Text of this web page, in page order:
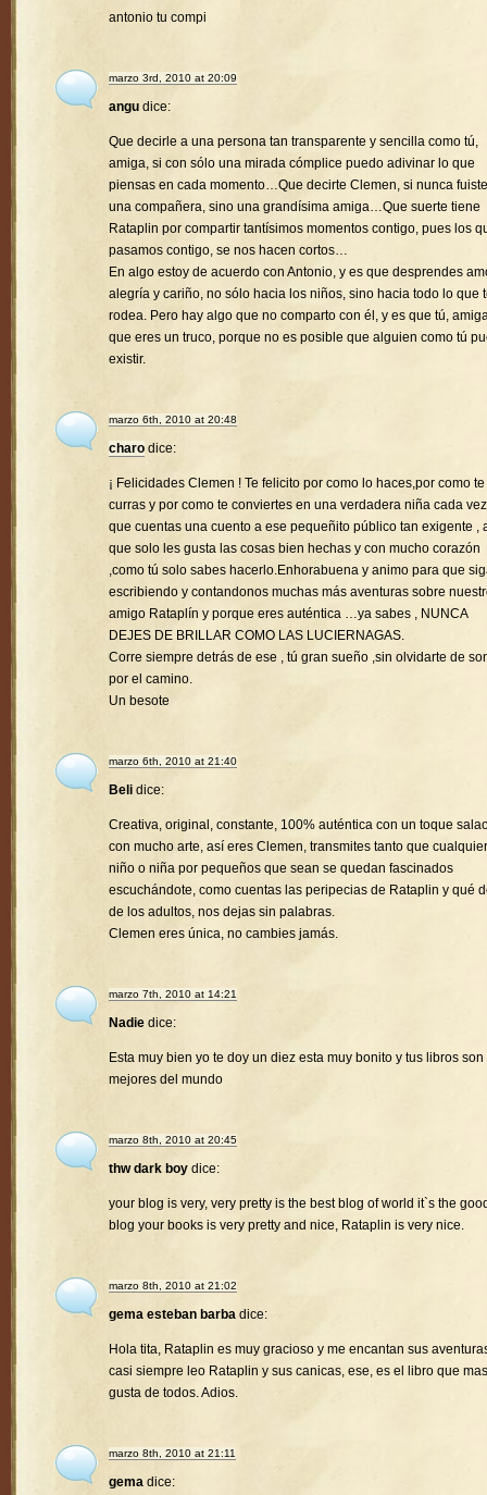
antonio tu compi
marzo 3rd, 2010 at 20:09
angu dice:
Que decirle a una persona tan transparente y sencilla como tú,
amiga, si con sólo una mirada cómplice puedo adivinar lo que
piensas en cada momento…Que decirte Clemen, si nunca fuiste
una compañera, sino una grandísima amiga…Que suerte tiene
Rataplin por compartir tantísimos momentos contigo, pues los
pasamos contigo, se nos hacen cortos…
En algo estoy de acuerdo con Antonio, y es que desprendes
alegría y cariño, no sólo hacia los niños, sino hacia todo lo que
rodea. Pero hay algo que no comparto con él, y es que tú,
que eres un truco, porque no es posible que alguien como tú
existir.
marzo 6th, 2010 at 20:48
charo dice:
¡ Felicidades Clemen ! Te felicito por como lo haces,por como
curras y por como te conviertes en una verdadera niña cada vez
que cuentas una cuento a ese pequeñito público tan exigente ,
que solo les gusta las cosas bien hechas y con mucho corazón
,como tú solo sabes hacerlo.Enhorabuena y animo para que
escribiendo y contandonos muchas más aventuras sobre
amigo Rataplín y porque eres auténtica …ya sabes , NUNCA
DEJES DE BRILLAR COMO LAS LUCIERNAGAS.
Corre siempre detrás de ese , tú gran sueño ,sin olvidarte de
por el camino.
Un besote
marzo 6th, 2010 at 21:40
Beli dice:
Creativa, original, constante, 100% auténtica con un toque
con mucho arte, así eres Clemen, transmites tanto que cualquier
niño o niña por pequeños que sean se quedan fascinados
escuchándote, como cuentas las peripecias de Rataplin y qué
de los adultos, nos dejas sin palabras.
Clemen eres única, no cambies jamás.
marzo 7th, 2010 at 14:21
Nadie dice:
Esta muy bien yo te doy un diez esta muy bonito y tus libros son
mejores del mundo
marzo 8th, 2010 at 20:45
thw dark boy dice:
your blog is very, very pretty is the best blog of world it`s the
blog your books is very pretty and nice, Rataplin is very nice.
marzo 8th, 2010 at 21:02
gema esteban barba dice:
Hola tita, Rataplin es muy gracioso y me encantan sus
casi siempre leo Rataplin y sus canicas, ese, es el libro que
gusta de todos. Adios.
marzo 8th, 2010 at 21:11
gema dice: